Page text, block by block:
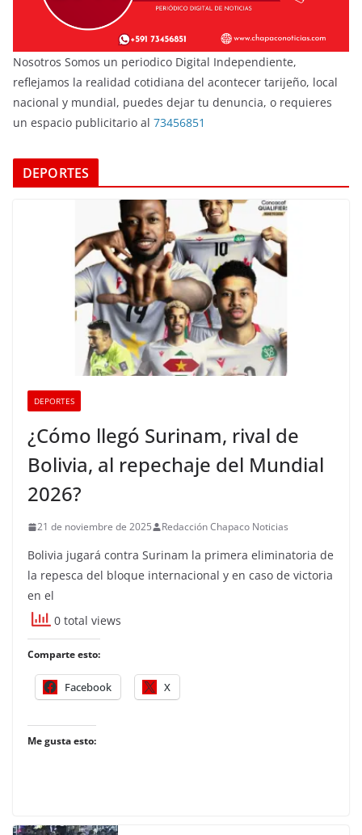
Nosotros Somos un periodico Digital Independiente,
reflejamos la realidad cotidiana del acontecer tarijeño, local
nacional y mundial, puedes dejar tu denuncia, o requieres
un espacio publicitario al 73456851
DEPORTES
DEPORTES
¿Cómo llegó Surinam, rival de
Bolivia, al repechaje del Mundial
2026?
21 de noviembre de 2025 Redacción Chapaco Noticias
Bolivia jugará contra Surinam la primera eliminatoria de
la repesca del bloque internacional y en caso de victoria
en el
0 total views
Comparte esto:
Facebook X
Me gusta esto: